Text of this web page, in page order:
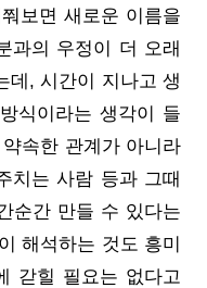
보면 새로운 이름을
과의 우정이 더 오래
데, 시간이 지나고 생
식이라는 생각이 들
속한 관계가 아니라
치는 사람 등과 그때
순간 만들 수 있다는
해석하는 것도 흥미
갇힐 필요는 없다고